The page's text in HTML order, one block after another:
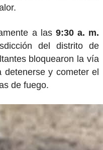
a las 9:30 a. m.
del distrito de
bloquearon la vía
y cometer el
de fuego.